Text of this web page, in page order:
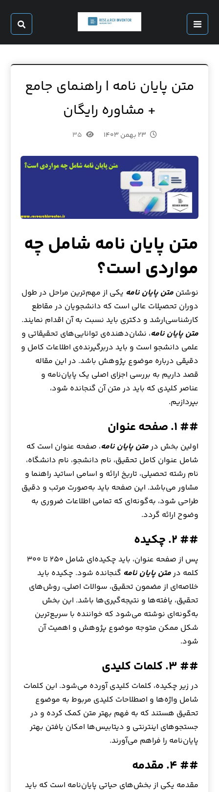
متن پایان نامه | راهنمای جامع
+ مشاوره رایگان
۲۳ بهمن ۱۴۰۳ ۳۵
متن پایان نامه شامل چه
مواردی است؟
نوشتنمتن پایان نامه یکی از مهم‌ترین مراحل در طول
دوران تحصیلات عالی است که دانشجویان در مقاطع
کارشناسی‌ارشد و دکتری باید نسبت به آن اقدام نمایند.
متن پایان نامه، نشان‌دهنده‌ی توانایی‌های تحقیقاتی و
علمی دانشجو است و باید دربرگیرنده‌ی اطلاعات کامل و
دقیقی درباره‌ موضوع پژوهش باشد. در این مقاله
قصد داریم به بررسی اجزای اصلی یک پایان‌نامه و
عناصر کلیدی که باید در متن آن گنجانده شود،
بپردازیم.
## ۱. صفحه عنوان
اولین بخش درمتن پایان نامه، صفحه عنوان است که
شامل عنوان کامل تحقیق، نام دانشجو، نام دانشگاه،
نام رشته تحصیلی، تاریخ ارائه و اسامی اساتید راهنما و
مشاور می‌باشد. این صفحه باید به‌صورت مرتب و دقیق
طراحی شود، به‌گونه‌ای که تمامی اطلاعات ضروری به
وضوح ارائه گردد.
## ۲. چکیده
پس از صفحه عنوان، باید چکیده‌ای شامل ۲۵۰ تا ۳۰۰
کلمه درمتن پایان نامه گنجانده شود. چکیده باید
خلاصه‌ای از مضمون تحقیق، سوالات اصلی، روش‌های
تحقیق، یافته‌ها و نتیجه‌گیری‌ها باشد. این بخش
به‌گونه‌ای نوشته می‌شود که خواننده با سریع‌ترین
شکل ممکن متوجه موضوع پژوهش و اهمیت آن
شود.
## ۳. کلمات کلیدی
در زیر چکیده، کلمات کلیدی آورده می‌شود. این کلمات
شامل واژه‌ها و اصطلاحات کلیدی مربوط به موضوع
تحقیق هستند که به فهم بهتر متن کمک کرده و در
جستجوهای اینترنتی و دیتابیس‌ها امکان یافتن بهتر
پایان‌نامه را فراهم می‌آورند.
## ۴. مقدمه
مقدمه یکی از بخش‌های حیاتی پایان‌نامه است که باید